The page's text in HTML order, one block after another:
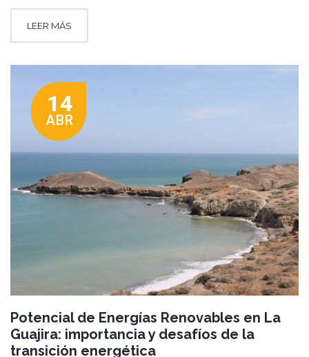
LEER MÁS
14
ABR
Potencial de Energías Renovables en La
Guajira: importancia y desafíos de la
transición energética